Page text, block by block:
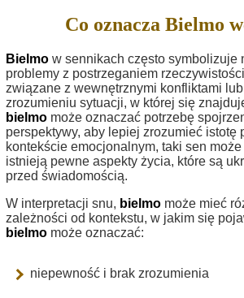
Co oznacza Bielmo
Bielmo w sennikach często symbolizuje
problemy z postrzeganiem
związane z wewnętrznymi konfliktami
zrozumieniu sytuacji, w której się
bielmo może oznaczać potrzebę
perspektywy, aby lepiej zrozumieć istotę
kontekście emocjonalnym, taki sen
istnieją pewne aspekty życia, które są
przed świadomością.
W interpretacji snu, bielmo może mieć
zależności od kontekstu, w jakim się
bielmo może oznaczać:
niepewność i brak zrozumienia